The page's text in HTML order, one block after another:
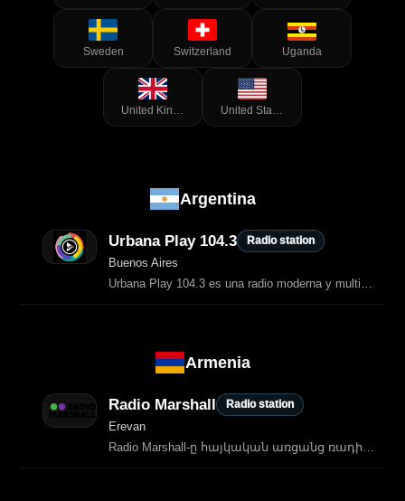
Sweden Switzerland Uganda
United Kingdom of Great Britain and Northern Ireland United States of America
Argentina
Urbana Play 104.3 Radio station
Buenos Aires
Urbana Play 104.3 es una radio moderna y multimedia, creada en 2021 y
Armenia
Radio Marshall Radio station
Erevan
Radio Marshall-ը հայկական առցանց ռադիոկայան է, որը հեռարձակում է ժամանակակից հիթեր, փոփ և dance երաժշտություն ամբողջ օրը։ Կայանը հասանելի է ամբողջ աշխարհում և առաջարկում է բազմազան երաժշտական ծրագիր՝ ուղղված երիտասարդ…